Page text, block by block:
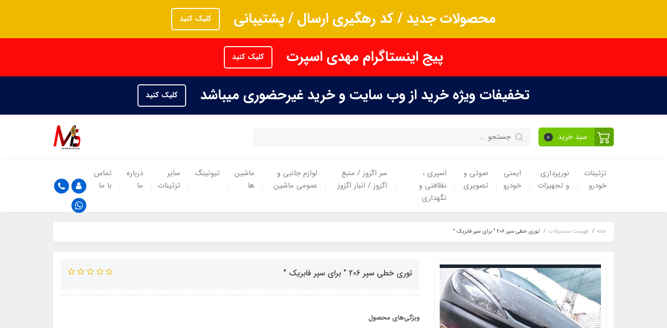
محصولات جدید / کد رهگیری ارسال / پشتیبانی کلیک کنید
پیج اینستاگرام مهدی اسپرت کلیک کنید
تخفیفات ویژه خرید از وب سایت و خرید غیرحضوری میباشد کلیک کنید
سبد خرید 0
تزئینات
خودرو
نورپردازی
و تجهیزات
ایمنی
خودرو
صوتی و
تصویری
اسپری ،
نظافتی و
نگهداری
سر اگزوز / منبع
اگزوز / انبار اگزوز
لوازم جانبی و
عمومی ماشین
ماشین
ها
تیونینگ
سایر
تزئینات
درباره
ما
تماس
با ما
خانه فهرست محصولات توری خطی سپر 206 " برای سپر فابریک "
توری خطی سپر 206 " برای سپر فابریک "
ویژگی‌های محصول